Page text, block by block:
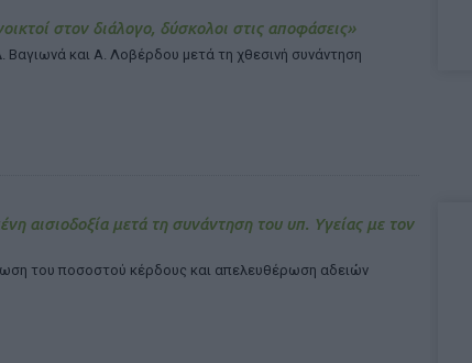
στον διάλογο, δύσκολοι στις αποφάσεις»
Βαγιωνά και Α. Λοβέρδου μετά τη χθεσινή συνάντηση
αισιοδοξία μετά τη συνάντηση του υπ. Υγείας με τον
του ποσοστού κέρδους και απελευθέρωση αδειών